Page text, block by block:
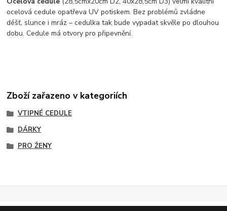
ocelová cedule opatřeva UV potiskem. Bez problémů zvládne
déšť, slunce i mráz – cedulka tak bude vypadat skvěle po dlouhou
dobu. Cedule má otvory pro připevnění.
Zboží zařazeno v kategoriích
VTIPNÉ CEDULE
DÁRKY
PRO ŽENY